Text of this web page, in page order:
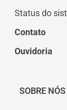
Status do
Contato
Ouvidoria
SOBRE NÓS